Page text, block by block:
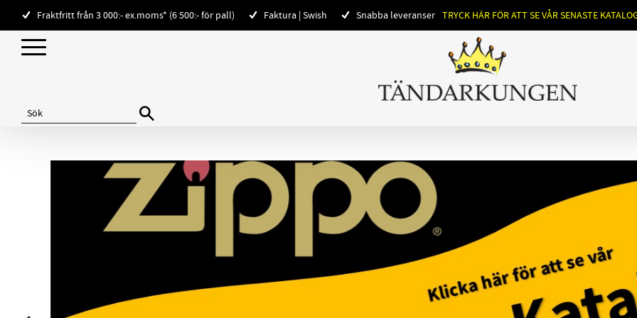
Fraktfritt från 3 000:- ex.moms* (6 500:- för pall) Faktura | Swish Snabba leveranser TRYCK HÄR FÖR ATT SE VÅR SENASTE